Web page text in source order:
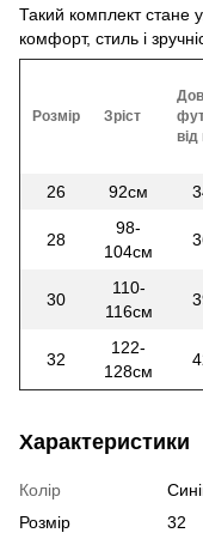
Такий комплект
комфорт, стиль і
Розмір Зріст
26 92см
28
98-
104см
30
110-
116см
32
122-
128см
Характеристики
Колір
Розмір
32